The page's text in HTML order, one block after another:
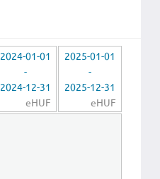
2024-01-01
-
2024-12-31
eHUF
2025-01-01
-
2025-12-31
eHUF